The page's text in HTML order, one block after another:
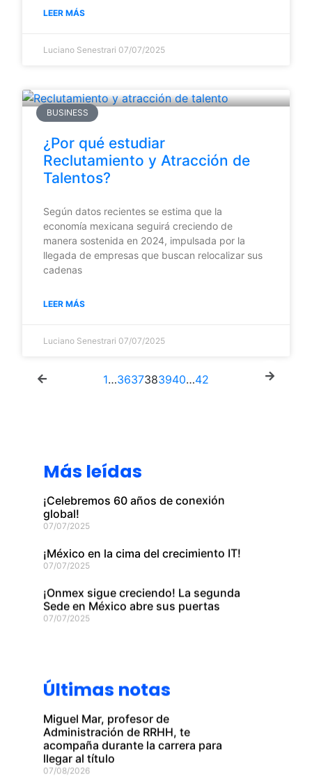
LEER MÁS
Luciano Senestrari 07/07/2025
BUSINESS
¿Por qué estudiar
Reclutamiento y Atracción de
Talentos?
Según datos recientes se estima que la
economía mexicana seguirá creciendo de
manera sostenida en 2024, impulsada por la
llegada de empresas que buscan relocalizar sus
cadenas
LEER MÁS
Luciano Senestrari 07/07/2025
1…3637383940…42
Más leídas
¡Celebremos 60 años de conexión
global!
07/07/2025
¡México en la cima del crecimiento IT!
07/07/2025
¡Onmex sigue creciendo! La segunda
Sede en México abre sus puertas
07/07/2025
Últimas notas
Miguel Mar, profesor de
Administración de RRHH, te
acompaña durante la carrera para
llegar al título
07/08/2026